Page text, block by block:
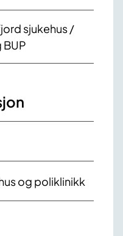
sjukehus /
og poliklinikk